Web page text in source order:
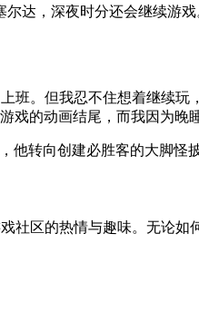
达，深夜时分还会继续游
班。但我忍不住想着继续玩
戏的动画结尾，而我因为
转向创建必胜客的大脚怪披
社区的热情与趣味。无论